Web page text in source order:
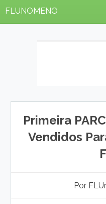
FLUNOMENO
Primeira
Vendidos
Por